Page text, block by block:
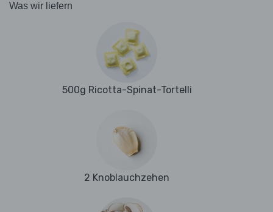
Was wir liefern
500g Ricotta-Spinat-Tortelli
2 Knoblauchzehen